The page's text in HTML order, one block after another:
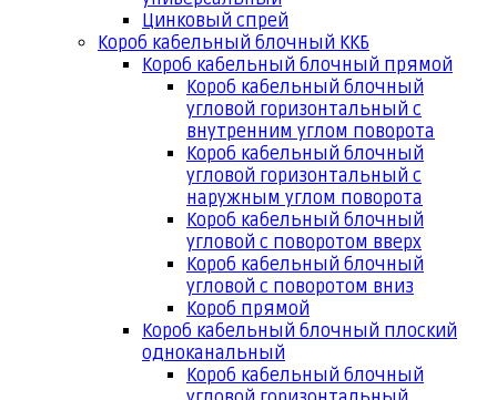
Цинковый спрей
Короб кабельный блочный ККБ
Короб кабельный блочный прямой
Короб кабельный блочный
угловой горизонтальный с
внутренним углом поворота
Короб кабельный блочный
угловой горизонтальный с
наружным углом поворота
Короб кабельный блочный
угловой с поворотом вверх
Короб кабельный блочный
угловой с поворотом вниз
Короб прямой
Короб кабельный блочный плоский
одноканальный
Короб кабельный блочный